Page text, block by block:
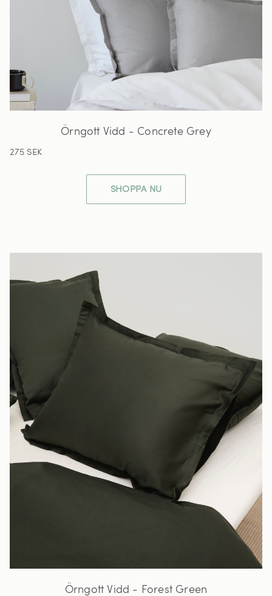
Örngott Vidd - Concrete Grey
275 SEK
SHOPPA NU
Örngott Vidd - Forest Green